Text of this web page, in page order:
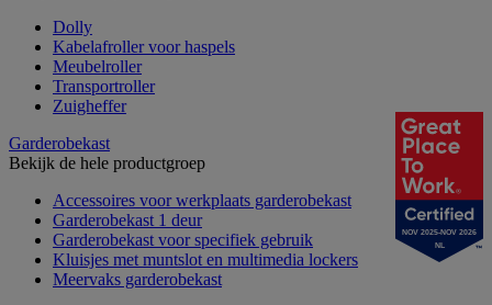
Dolly
Kabelafroller voor haspels
Meubelroller
Transportroller
Zuigheffer
Garderobekast
Bekijk de hele productgroep
Accessoires voor werkplaats garderobekast
Garderobekast 1 deur
Garderobekast voor specifiek gebruik
Kluisjes met muntslot en multimedia lockers
Meervaks garderobekast
NOV 2025-NOV 2026
NL